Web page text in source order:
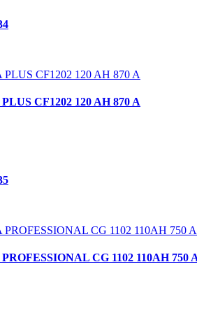
CF1202 120 AH 870 A
CG 1102 110AH 750